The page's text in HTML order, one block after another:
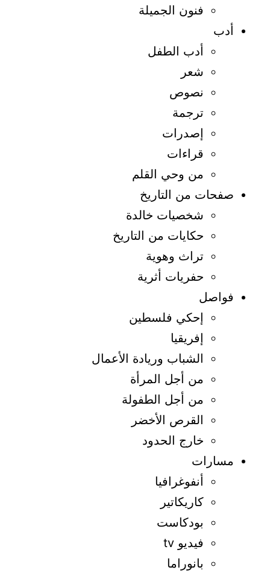
فنون الجميلة
أدب
أدب الطفل
شعر
نصوص
ترجمة
إصدرات
قراءات
من وحي القلم
صفحات من التاريخ
شخصيات خالدة
حكايات من التاريخ
تراث وهوية
حفريات أثرية
فواصل
إحكي فلسطين
إفريقيا
الشباب وريادة الأعمال
من أجل المرأة
من أجل الطفولة
القرص الأخضر
خارج الحدود
مسارات
أنفوغرافيا
كاريكاتير
بودكاست
فيديو tv
بانوراما